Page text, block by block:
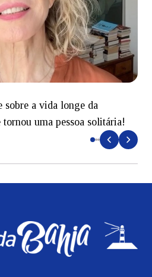
a vida longe da
tornou uma pessoa solitária!